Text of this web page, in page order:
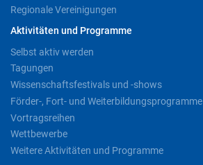
Regionale Vereinigungen
Aktivitäten und Programme
Selbst aktiv werden
Tagungen
Wissenschaftsfestivals und -shows
Förder-, Fort- und Weiterbildungsprogramme
Vortragsreihen
Wettbewerbe
Weitere Aktivitäten und Programme